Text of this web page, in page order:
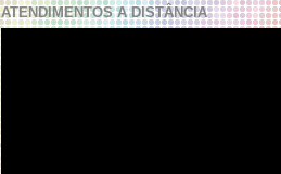
ATENDIMENTOS A DISTÂNCIA